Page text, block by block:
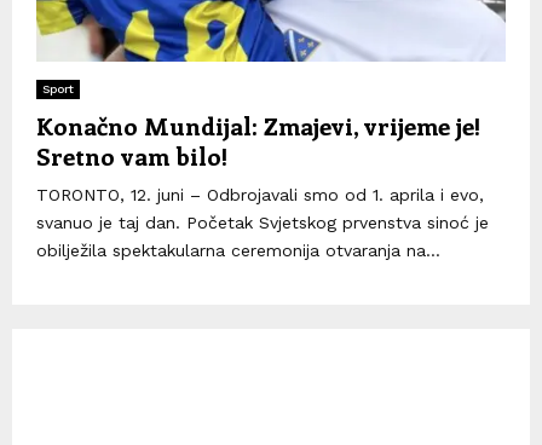
Sport
Konačno Mundijal: Zmajevi, vrijeme je!
Sretno vam bilo!
TORONTO, 12. juni – Odbrojavali smo od 1. aprila i evo,
svanuo je taj dan. Početak Svjetskog prvenstva sinoć je
obilježila spektakularna ceremonija otvaranja na...